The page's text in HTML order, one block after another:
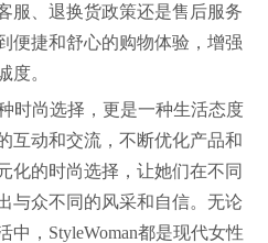
服、退换货政策还是售后服务
便捷和舒心的购物体验，增强
度。
时尚选择，更是一种生活态度
互动和交流，不断优化产品和
化的时尚选择，让她们在不同
与众不同的风采和自信。无论
，StyleWoman都是现代女性